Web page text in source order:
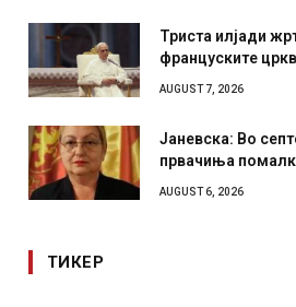
Триста илјади
француските
AUGUST 7, 2026
Јаневска: Во
првачиња
AUGUST 6, 2026
ТИКЕР